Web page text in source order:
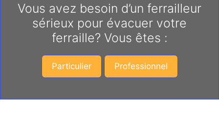
Vous avez besoin d’un ferrailleur
sérieux pour évacuer votre
ferraille? Vous êtes :
Particulier Professionnel